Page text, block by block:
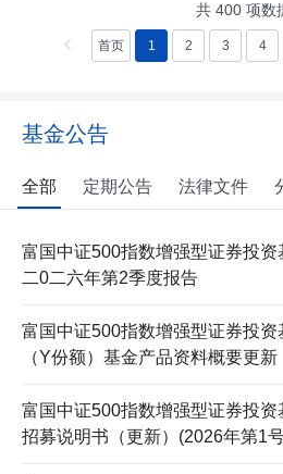
共 400 项数
首页 1 2 3 4
基金公告
全部 定期公告 法律文件
富国中证500指数增强型证券投资
二0二六年第2季度报告
富国中证500指数增强型证券投资
（Y份额）基金产品资料概要更新
富国中证500指数增强型证券投资
招募说明书（更新）(2026年第1